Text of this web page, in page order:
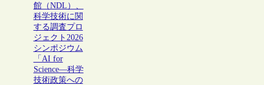
館（NDL）、
科学技術に関
する調査プロ
ジェクト2026
シンポジウム
「AI for
Science―科学
技術政策への